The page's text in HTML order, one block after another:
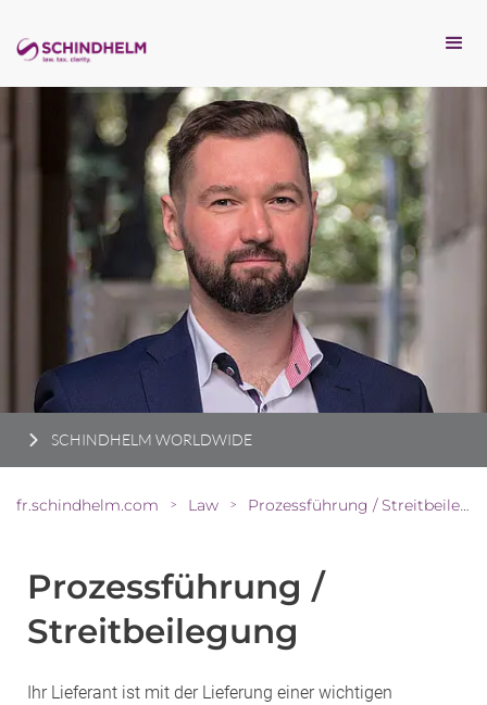
SCHINDHELM WORLDWIDE
fr.schindhelm.com > Law >
Prozessführung /
Streitbeilegung
Ihr Lieferant ist mit der Lieferung einer wichtigen